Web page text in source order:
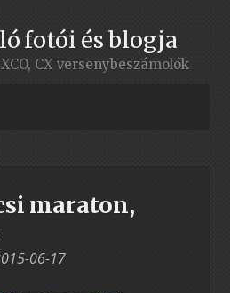
fotói és blogja
CX versenybeszámolók
maraton,
06-17